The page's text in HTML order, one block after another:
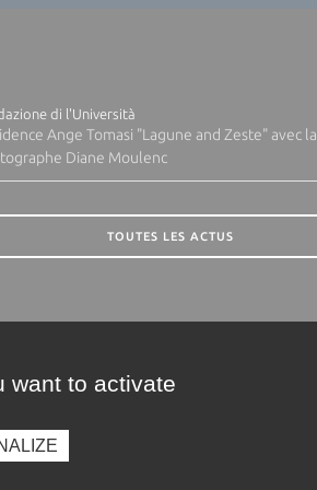
di l'Università
Ange Tomasi "Lagune and Zeste" avec la
Diane Moulenc
TOUTES LES ACTUS
want to activate